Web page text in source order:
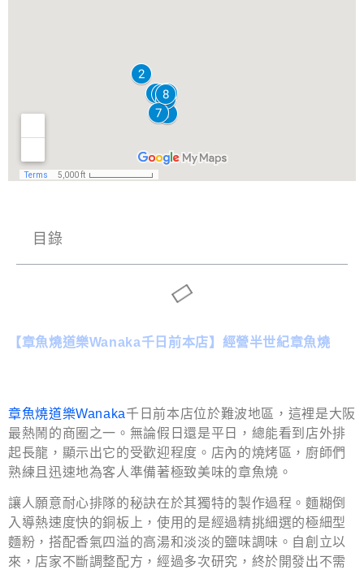
目錄
【章魚燒道樂Wanaka千日前本店】經營半世紀章魚燒
章魚燒道樂Wanaka千日前本店位於難波地區，這裡是大阪
最熱鬧的商圈之一。無論假日還是平日，總能看到店外排
起長龍，顯示出它的受歡迎程度。店內的燒烤區，廚師們
熟練且迅速地為客人準備著極致美味的章魚燒。
讓人願意耐心排隊的秘訣在於其獨特的製作過程。麵糊倒
入導熱速度快的銅板上，使用的是經過精挑細選的極細型
麵粉，搭配香氣四溢的高湯和淡淡的鹽味調味。自創立以
來，店家不斷調整配方，經過多次研究，終於開發出不需